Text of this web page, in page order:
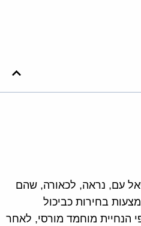
עם, נראה, לכאורה, שהם
בחירות כביכול
הנחיית מוחמד מורסי, לאחר